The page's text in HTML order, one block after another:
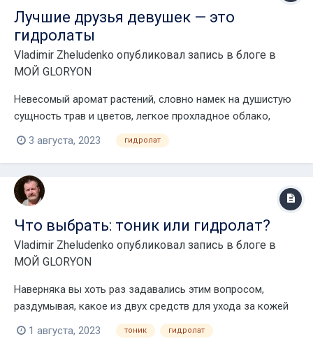
Лучшие друзья девушек — это
гидролаты
Vladimir Zheludenko опубликовал запись в блоге в
МОЙ GLORYON
Невесомый аромат растений, словно намек на душистую
сущность трав и цветов, легкое прохладное облако,
которое освежает и тонизирует кожу, как горный воздух,
наполненный цветением. Флоральные воды — поэзия
чистой воды, уверены, что они должны быть у каждой
девушки, чтобы добавить к ритуалу ухода за с...
3 августа, 2023 гидролат
Что выбрать: тоник или гидролат?
Vladimir Zheludenko опубликовал запись в блоге в
МОЙ GLORYON
Наверняка вы хоть раз задавались этим вопросом,
раздумывая, какое из двух средств для ухода за кожей
приобрести. Кажется, что они почти одинаковые. Или
1 августа, 2023 тоник гидролат